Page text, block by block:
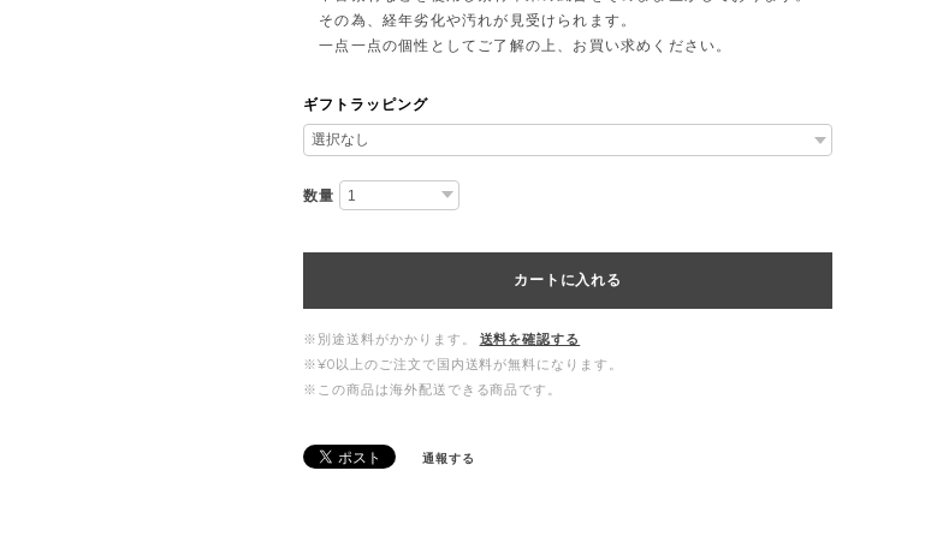
その為、経年劣化や汚れが見受けられます。
一点一点の個性としてご了解の上、お買い求めください。
ギフトラッピング
数量
カートに入れる
※別途送料がかかります。
送料を確認する
※¥0以上のご注文で国内送料が無料になります。
※この商品は海外配送できる商品です。
通報する